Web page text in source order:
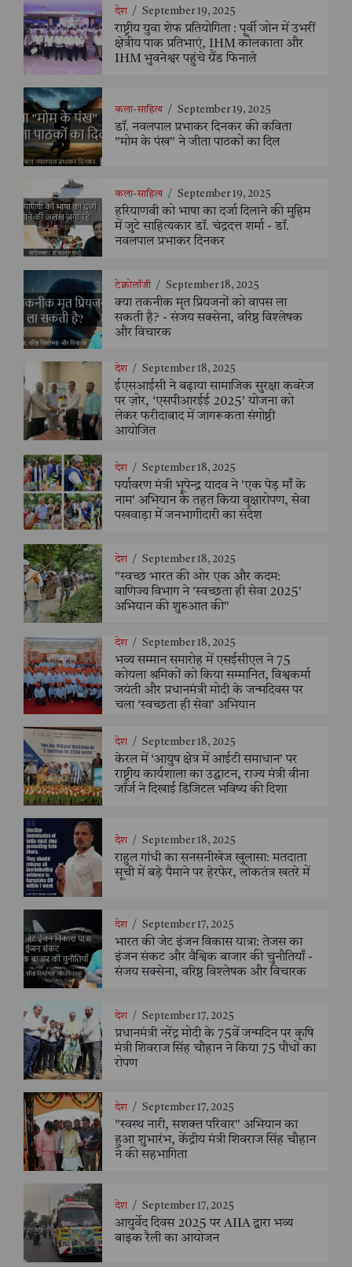
देश / September 19, 2025
राष्ट्रीय युवा शेफ प्रतियोगिता : पूर्वी जोन में उभरीं
क्षेत्रीय पाक प्रतिभाएं, IHM कोलकाता और
IHM भुवनेश्वर पहुंचे ग्रैंड फिनाले
कला-साहित्य / September 19, 2025
डॉ. नवलपाल प्रभाकर दिनकर की कविता
"मोम के पंख" ने जीता पाठकों का दिल
कला-साहित्य / September 19, 2025
हरियाणवी को भाषा का दर्जा दिलाने की मुहिम
में जुटे साहित्यकार डॉ. चंद्रदत्त शर्मा - डॉ.
नवलपाल प्रभाकर दिनकर
टेक्नोलॉजी / September 18, 2025
क्या तकनीक मृत प्रियजनों को वापस ला
सकती है? - संजय सक्सेना, वरिष्ठ विश्लेषक
और विचारक
देश / September 18, 2025
ईएसआईसी ने बढ़ाया सामाजिक सुरक्षा कवरेज
पर ज़ोर, ‘एसपीआरईई 2025’ योजना को
लेकर फरीदाबाद में जागरूकता संगोष्ठी
आयोजित
देश / September 18, 2025
पर्यावरण मंत्री भूपेन्द्र यादव ने 'एक पेड़ माँ के
नाम' अभियान के तहत किया वृक्षारोपण, सेवा
पखवाड़ा में जनभागीदारी का संदेश
देश / September 18, 2025
"स्वच्छ भारत की ओर एक और कदम:
वाणिज्य विभाग ने 'स्वच्छता ही सेवा 2025'
अभियान की शुरुआत की"
देश / September 18, 2025
भव्य सम्मान समारोह में एसईसीएल ने 75
कोयला श्रमिकों को किया सम्मानित, विश्वकर्मा
जयंती और प्रधानमंत्री मोदी के जन्मदिवस पर
चला ‘स्वच्छता ही सेवा’ अभियान
देश / September 18, 2025
केरल में ‘आयुष क्षेत्र में आईटी समाधान’ पर
राष्ट्रीय कार्यशाला का उद्घाटन, राज्य मंत्री वीना
जॉर्ज ने दिखाई डिजिटल भविष्य की दिशा
देश / September 18, 2025
राहुल गांधी का सनसनीखेज खुलासा: मतदाता
सूची में बड़े पैमाने पर हेरफेर, लोकतंत्र खतरे में
देश / September 17, 2025
भारत की जेट इंजन विकास यात्रा: तेजस का
इंजन संकट और वैश्विक बाजार की चुनौतियाँ -
संजय सक्सेना, वरिष्ठ विश्लेषक और विचारक
देश / September 17, 2025
प्रधानमंत्री नरेंद्र मोदी के 75वें जन्मदिन पर कृषि
मंत्री शिवराज सिंह चौहान ने किया 75 पौधों का
रोपण
देश / September 17, 2025
"स्वस्थ नारी, सशक्त परिवार" अभियान का
हुआ शुभारंभ, केंद्रीय मंत्री शिवराज सिंह चौहान
ने की सहभागिता
देश / September 17, 2025
आयुर्वेद दिवस 2025 पर AIIA द्वारा भव्य
बाइक रैली का आयोजन